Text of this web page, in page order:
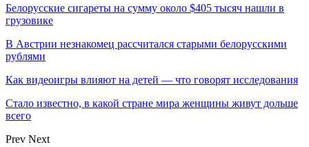
Белорусские сигареты на сумму около $405 тысяч нашли в
грузовике
В Австрии незнакомец рассчитался старыми белорусскими
рублями
Как видеоигры влияют на детей — что говорят исследования
Стало известно, в какой стране мира женщины живут дольше
всего
Prev Next